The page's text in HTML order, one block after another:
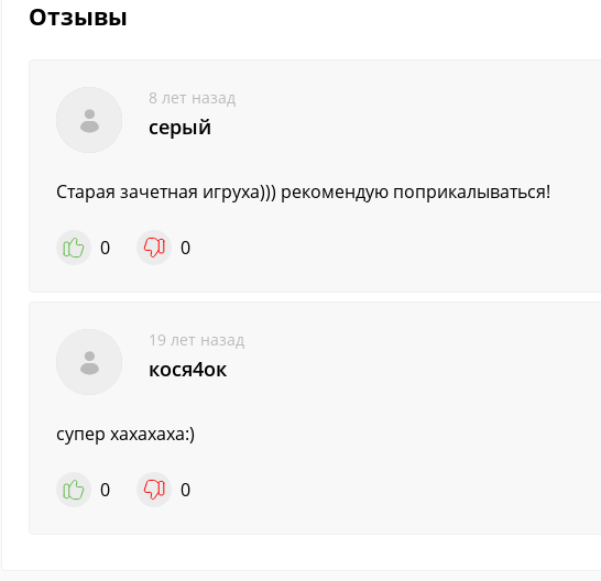
Отзывы
8 лет назад
серый
Старая зачетная игруха))) рекомендую поприкалываться!
0 0
19 лет назад
кося4ок
супер хахахаха:)
0 0